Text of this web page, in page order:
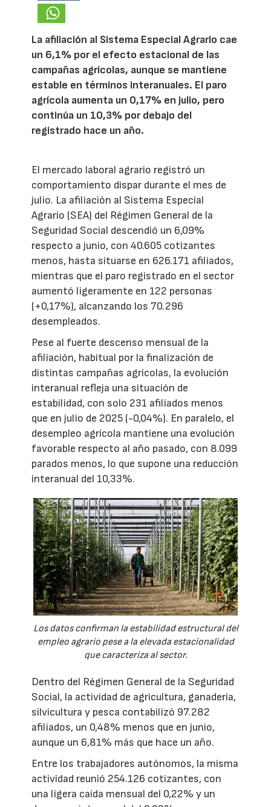
La afiliación al Sistema Especial Agrario cae
un 6,1% por el efecto estacional de las
campañas agrícolas, aunque se mantiene
estable en términos interanuales. El paro
agrícola aumenta un 0,17% en julio, pero
continúa un 10,3% por debajo del
registrado hace un año.
El mercado laboral agrario registró un
comportamiento dispar durante el mes de
julio. La afiliación al Sistema Especial
Agrario (SEA) del Régimen General de la
Seguridad Social descendió un 6,09%
respecto a junio, con 40.605 cotizantes
menos, hasta situarse en 626.171 afiliados,
mientras que el paro registrado en el sector
aumentó ligeramente en 122 personas
(+0,17%), alcanzando los 70.296
desempleados.
Pese al fuerte descenso mensual de la
afiliación, habitual por la finalización de
distintas campañas agrícolas, la evolución
interanual refleja una situación de
estabilidad, con solo 231 afiliados menos
que en julio de 2025 (-0,04%). En paralelo, el
desempleo agrícola mantiene una evolución
favorable respecto al año pasado, con 8.099
parados menos, lo que supone una reducción
interanual del 10,33%.
Los datos confirman la estabilidad estructural del
empleo agrario pese a la elevada estacionalidad
que caracteriza al sector.
Dentro del Régimen General de la Seguridad
Social, la actividad de agricultura, ganadería,
silvicultura y pesca contabilizó 97.282
afiliados, un 0,48% menos que en junio,
aunque un 6,81% más que hace un año.
Entre los trabajadores autónomos, la misma
actividad reunió 254.126 cotizantes, con
una ligera caída mensual del 0,22% y un